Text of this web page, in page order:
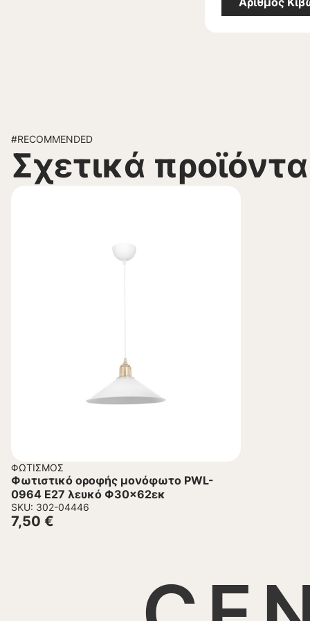
#RECOMMENDED
Σχετικά προϊόντα
ΦΩΤΙΣΜΌΣ
Φωτιστικό οροφής μονόφωτο PWL-
0964 Ε27 λευκό Φ30×62εκ
SKU: 302-04446
7,50 €